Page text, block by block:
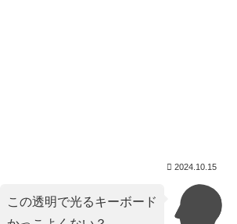
2024.10.15
この透明で光るキーボード